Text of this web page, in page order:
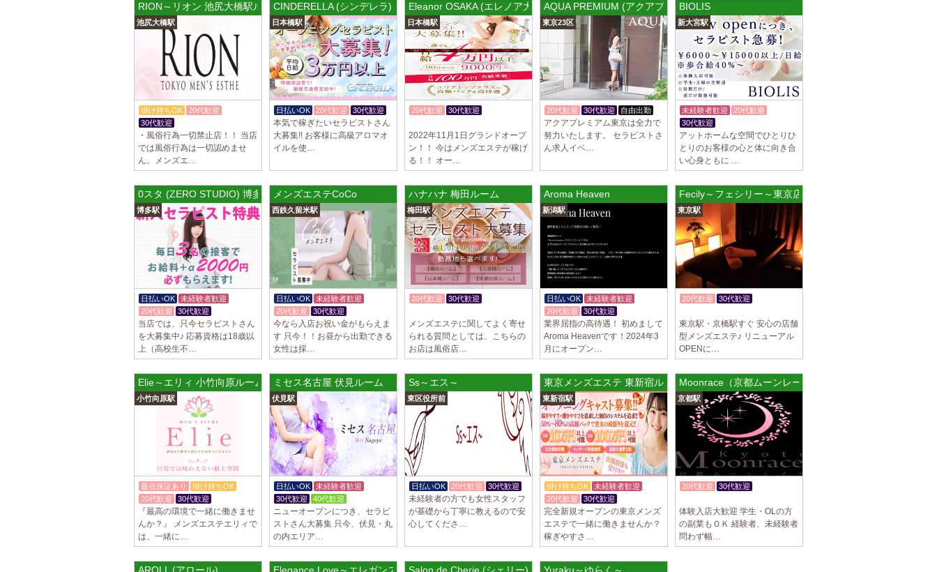
RION～リオン 池尻大橋駅ルーム
池尻大橋駅
掛け持ちOK
20代歓迎
30代歓迎
・風俗行為一切禁止店！！ 当店
では風俗行為は一切認めませ
ん。メンズエ…
CINDERELLA (シンデレラ)
日本橋駅
日払いOK 20代歓迎 30代歓迎
本気で稼ぎたいセラピストさん
大募集!! お客様に高級アロマオ
イルを使…
Eleanor OSAKA (エレノア大阪)
日本橋駅
20代歓迎
30代歓迎
2022年11月1日グランドオープ
ン！！ 今はメンズエステが稼げ
る！！ オー…
AQUA PREMIUM (アクアプレミアム)
東京23区
20代歓迎 30代歓迎 自由出勤
アクアプレミアム東京は全力で
努力いたします。 セラピストさ
ん求人イベ…
BIOLIS
新大宮駅
未経験者歓迎
20代歓迎
30代歓迎
アットホームな空間でひとりひ
とりのお客様の心と体に向き合
い心身ともに …
0スタ (ZERO STUDIO) 博多ルーム
博多駅
日払いOK
未経験者歓迎
20代歓迎
30代歓迎
当店では、只今セラピストさん
を大募集中♪ 応募資格は18歳以
上（高校生不…
メンズエステCoCo
西鉄久留米駅
日払いOK
未経験者歓迎
20代歓迎
30代歓迎
今なら入店お祝い金がもらえま
す 只今！！お昼から出勤できる
女性は採…
ハナハナ 梅田ルーム
梅田駅
20代歓迎
30代歓迎
メンズエステに関してよく寄せ
られる質問としては、こちらの
お店は風俗店…
Aroma Heaven
新潟駅
日払いOK
未経験者歓迎
20代歓迎
30代歓迎
業界屈指の高待遇！ 初めまして
Aroma Heavenです！2024年3
月にオープン…
Fecily～フェシリー～東京店
東京駅
20代歓迎
30代歓迎
東京駅・京橋駅すぐ 安心の店舗
型メンズエステ♪ リニューアル
OPENに…
Elie～エリィ 小竹向原ルーム
小竹向原駅
最低保証あり
掛け持ちOK
20代歓迎
30代歓迎
『最高の環境で一緒に働きませ
んか？』 メンズエステエリィで
は、一緒に…
ミセス名古屋 伏見ルーム
伏見駅
日払いOK
未経験者歓迎
30代歓迎
40代歓迎
ニューオープンにつき、セラピ
ストさん大募集 只今、伏見・丸
の内エリア…
Ss～エス～
東区役所前
日払いOK 20代歓迎 30代歓迎
未経験者の方でも女性スタッフ
が基礎から丁寧に教えるので安
心してくださ…
東京メンズエステ 東新宿ルーム
東新宿駅
掛け持ちOK
未経験者歓迎
20代歓迎
30代歓迎
完全新規オープンの東京メンズ
エステで一緒に働きませんか？
稼ぎやすさ…
Moonrace（京都ムーンレース）
京都駅
20代歓迎
30代歓迎
体験入店大歓迎 学生・OLの方
の副業もＯＫ 経験者、未経験者
問わず幅…